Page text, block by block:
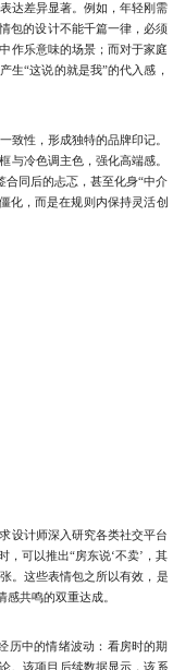
达差异显著。例如，年轻刚需
包的设计不能千篇一律，必须
作乐意味的场景；而对于家庭
生“这说的就是我”的代入感，
性，形成独特的品牌印记。
与冷色调主色，强化高端感。
同后的忐忑，甚至化身“中介
化，而是在规则内保持灵活创
设计师深入研究各类社交平台
可以推出“房东说‘不卖’，其
。这些表情包之所以有效，是
共鸣的双重达成。
中的情绪波动：看房时的期
。该项目后续数据显示，该系